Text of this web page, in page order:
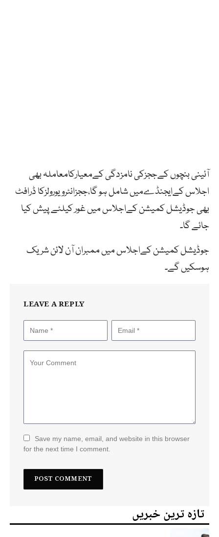
آئینی بنچوں کےججزکی نامزدگی کےمعیارکامعاملہ بھی
اجلاس کےایجنڈےمیں شامل ہو گا،ججزانٹرویورولزکا ڈرافٹ
بھی جوڈیشل کمیشن کےاجلاس میں غور کیلئے پیش کیا
جائے گا۔
جوڈیشل کمیشن کےاجلاس میں ممبران آن لائن شریک
ہوسکیں گے۔
LEAVE A REPLY
Save my name, email, and website in this browser
for the next time I comment.
تازہ ترین خبریں